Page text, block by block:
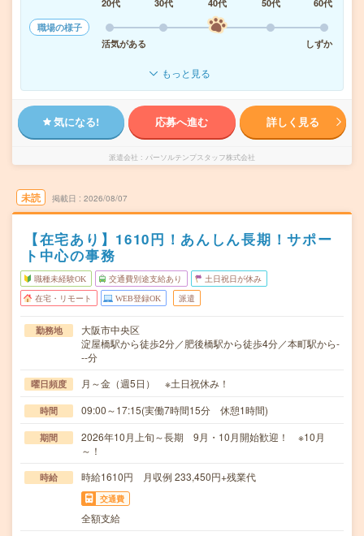
20代
30代 40代 50代
60代
職場の様子
活気がある
しずか
もっと見る
気になる! 応募へ進む 詳しく見る
派遣会社 パーソルテンプスタッフ株式会社
未読 掲載日 2026/08/07
【在宅あり】1610円！あんしん長期！サポー
ト中心の事務
職種未経験OK 交通費別途支給あり 土日祝日が休み
在宅・リモート WEB登録OK 派遣
勤務地
大阪市中央区
淀屋橋駅から徒歩2分／肥後橋駅から徒歩4分／本町駅から-
--分
曜日頻度 月～金（週5日） ※土日祝休み！
時間 09:00～17:15(実働7時間15分 休憩1時間)
期間
2026年10月上旬～長期 9月・10月開始歓迎！ ※10月
～！
時給 時給1610円 月収例 233,450円+残業代
交通費
全額支給